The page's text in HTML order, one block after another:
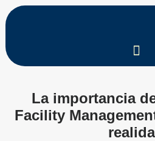
La importancia
Facility